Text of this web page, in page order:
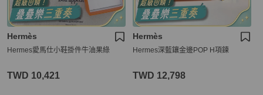
Hermès
Hermes愛馬仕小鞋掛件牛油果綠
TWD 10,421
Hermès
Hermes深藍鑲金邊POP H項鍊
TWD 12,798